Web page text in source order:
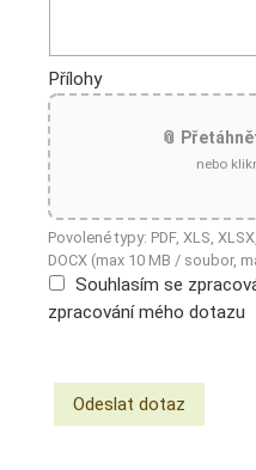
Přílohy
📎
nebo
Povolené typy: PDF, XLS,
DOCX (max 10 MB / soubor,
Souhlasím se
zpracování mého dotazu